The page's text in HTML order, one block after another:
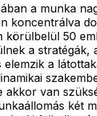
a munka
koncentrálva
körülbelül 50
a stratégák,
elemzik a
akkor van
két